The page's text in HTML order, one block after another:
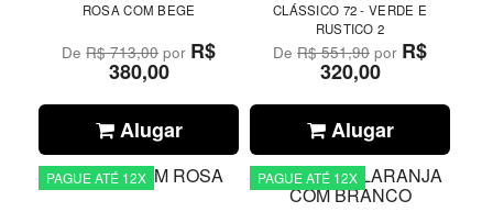
ROSA COM BEGE
DeR$ 713,00por R$
380,00
Alugar
CLÁSSICO 72 - VERDE E
RUSTICO 2
DeR$ 551,90 por R$
320,00
Alugar
PAGUE ATÉ 12X PAGUE ATÉ 12X